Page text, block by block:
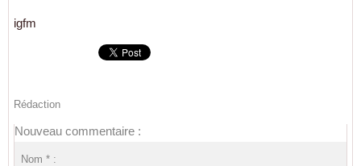
igfm
Rédaction
Nouveau commentaire :
Nom * :